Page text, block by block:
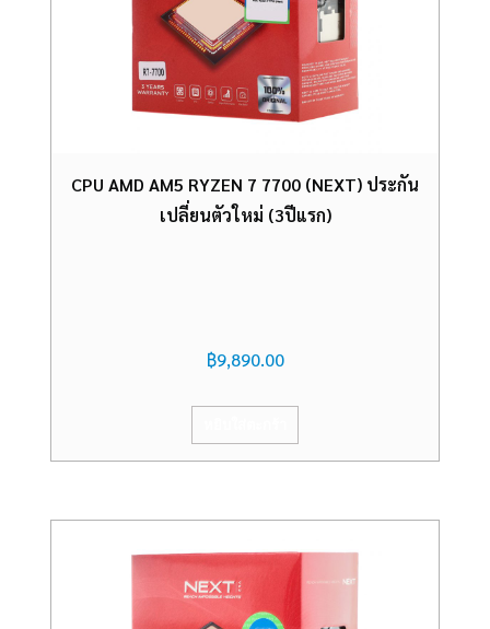
CPU AMD AM5 RYZEN 7 7700 (NEXT) ประกัน
เปลี่ยนตัวใหม่ (3ปีแรก)
฿9,890.00